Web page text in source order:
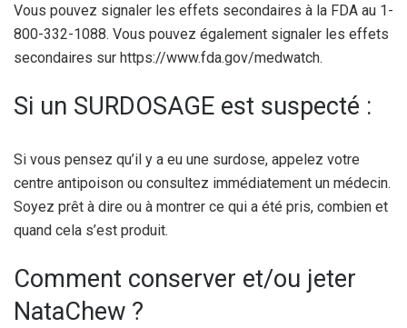
Vous pouvez signaler les effets secondaires à la FDA au 1-
800-332-1088. Vous pouvez également signaler les effets
secondaires sur https://www.fda.gov/medwatch.
Si un SURDOSAGE est suspecté :
Si vous pensez qu’il y a eu une surdose, appelez votre
centre antipoison ou consultez immédiatement un médecin.
Soyez prêt à dire ou à montrer ce qui a été pris, combien et
quand cela s’est produit.
Comment conserver et/ou jeter
NataChew ?